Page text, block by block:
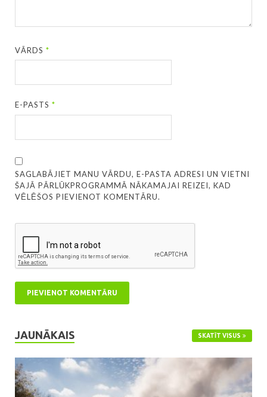
VĀRDS*
E-PASTS*
SAGLABĀJIET MANU VĀRDU, E-PASTA ADRESI UN VIETNI
ŠAJĀ PĀRLŪKPROGRAMMĀ NĀKAMAJAI REIZEI, KAD
VĒLĒŠOS PIEVIENOT KOMENTĀRU.
JAUNĀKAIS SKATĪT VISUS